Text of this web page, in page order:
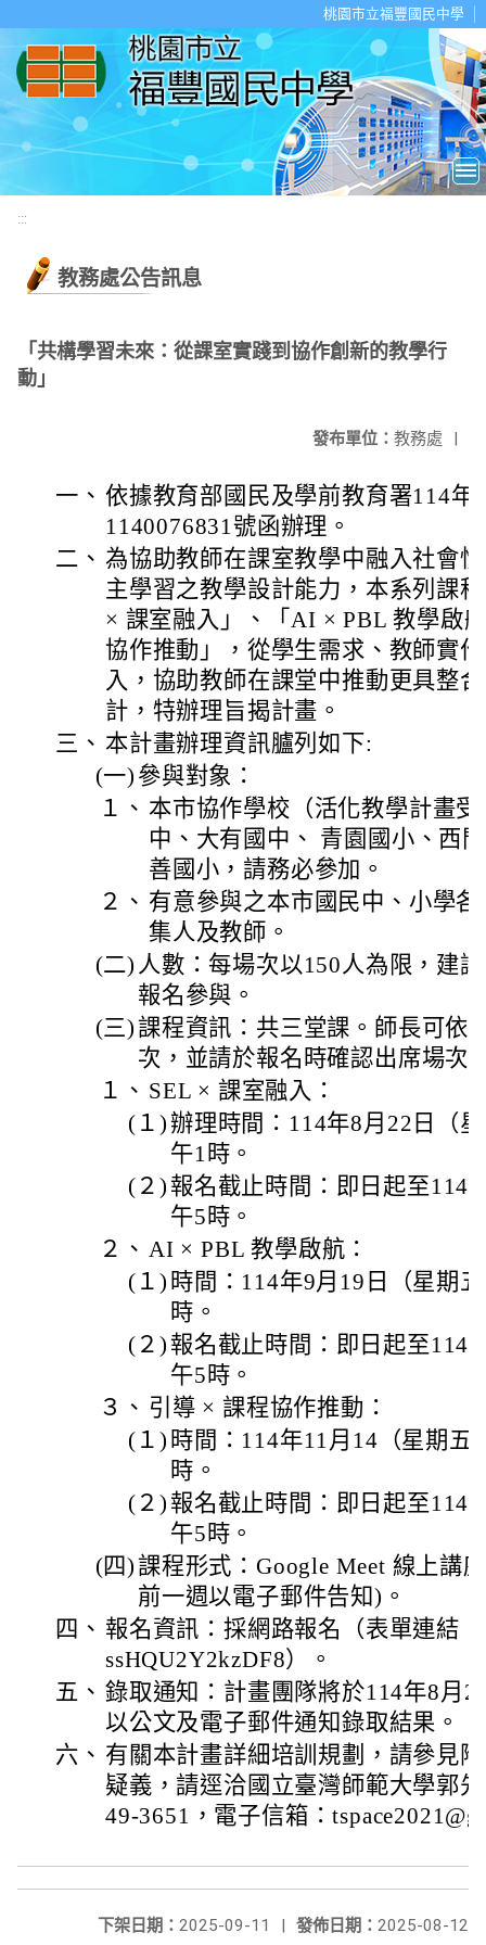
桃園市立福豐國民中學
:::
教務處公告訊息
「共構學習未來：從課室實踐到協作創新的教學行
動」
發布單位： 教務處 |
一、 依據教育部國民及學前教育署114年
1140076831號函辦理。
二、 為協助教師在課室教學中融入社會
主學習之教學設計能力，本系列課
× 課室融入」、「AI × PBL 教學啟
協作推動」，從學生需求、教師實
入，協助教師在課堂中推動更具整
計，特辦理旨揭計畫。
三、 本計畫辦理資訊臚列如下:
(一) 參與對象：
１、 本市協作學校（活化教學計畫
中、大有國中、 青園國小、西
善國小，請務必參加。
２、 有意參與之本市國民中、小學
集人及教師。
(二) 人數：每場次以150人為限，建
報名參與。
(三)課程資訊：共三堂課。師長可依
次，並請於報名時確認出席場次
１、 SEL × 課室融入：
(１)辦理時間：114年8月22日（
午1時。
(２) 報名截止時間：即日起至114
午5時。
２、 AI × PBL 教學啟航：
(１) 時間：114年9月19日（星期
時。
(２) 報名截止時間：即日起至114
午5時。
３、 引導 × 課程協作推動：
(１) 時間：114年11月14（星期五
時。
(２) 報名截止時間：即日起至114
午5時。
(四)課程形式：Google Meet 線上講
前一週以電子郵件告知)。
四、 報名資訊：採網路報名（表單連結
ssHQU2Y2kzDF8）。
五、 錄取通知：計畫團隊將於114年8月
以公文及電子郵件通知錄取結果。
六、 有關本計畫詳細培訓規劃，請參見
疑義，請逕洽國立臺灣師範大學郭
49-3651，電子信箱：
發佈日期： 2025-08-12
下架日期： 2025-09-11 |